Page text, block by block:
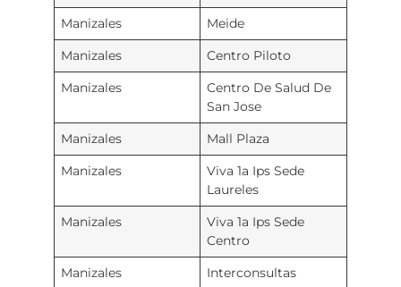
Manizales
Meide
Manizales
Centro Piloto
Manizales
Centro De Salud De
San Jose
Manizales
Mall Plaza
Manizales
Viva 1a Ips Sede
Laureles
Manizales
Viva 1a Ips Sede
Centro
Manizales
Interconsultas